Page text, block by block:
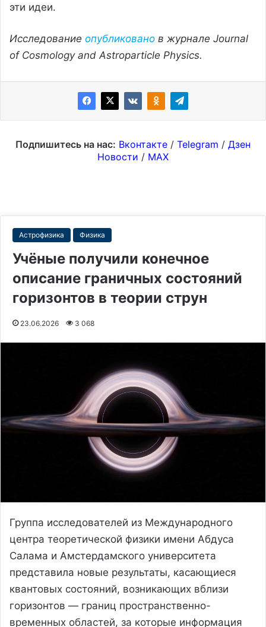
эти идеи.
Исследование опубликовано в журнале Journal
of Cosmology and Astroparticle Physics.
Подпишитесь на нас: Вконтакте / Telegram / Дзен
Новости / MAX